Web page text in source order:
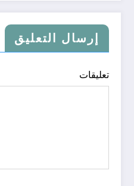
إرسال التعليق
تعليقات